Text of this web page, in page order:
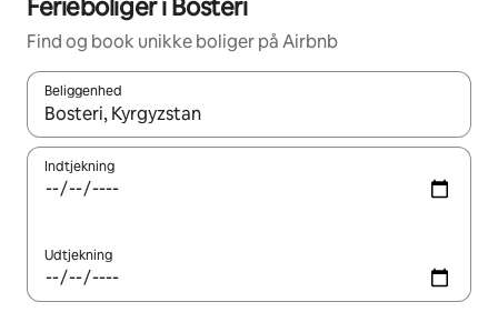
Ferieboliger i Bosteri
Find og book unikke boliger på Airbnb
Beliggenhed
Når resultaterne er tilgængelige, skal du navigere med
Indtjekning
Udtjekning